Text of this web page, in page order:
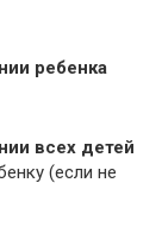
ребенка
всех детей
(если не